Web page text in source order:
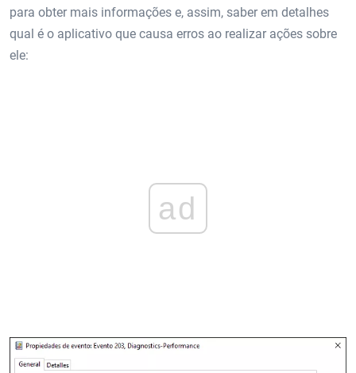
para obter mais informações e, assim, saber em detalhes
qual é o aplicativo que causa erros ao realizar ações sobre
ele:
ad